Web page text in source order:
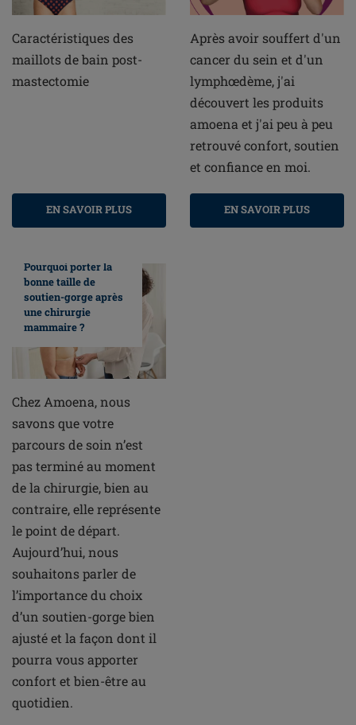
Caractéristiques des
maillots de bain post-
mastectomie
EN SAVOIR PLUS
Après avoir souffert d'un
cancer du sein et d'un
lymphœdème, j'ai
découvert les produits
amoena et j'ai peu à peu
retrouvé confort, soutien
et confiance en moi.
EN SAVOIR PLUS
Pourquoi porter la
bonne taille de
soutien-gorge après
une chirurgie
mammaire ?
Chez Amoena, nous
savons que votre
parcours de soin n’est
pas terminé au moment
de la chirurgie, bien au
contraire, elle représente
le point de départ.
Aujourd’hui, nous
souhaitons parler de
l’importance du choix
d’un soutien-gorge bien
ajusté et la façon dont il
pourra vous apporter
confort et bien-être au
quotidien.